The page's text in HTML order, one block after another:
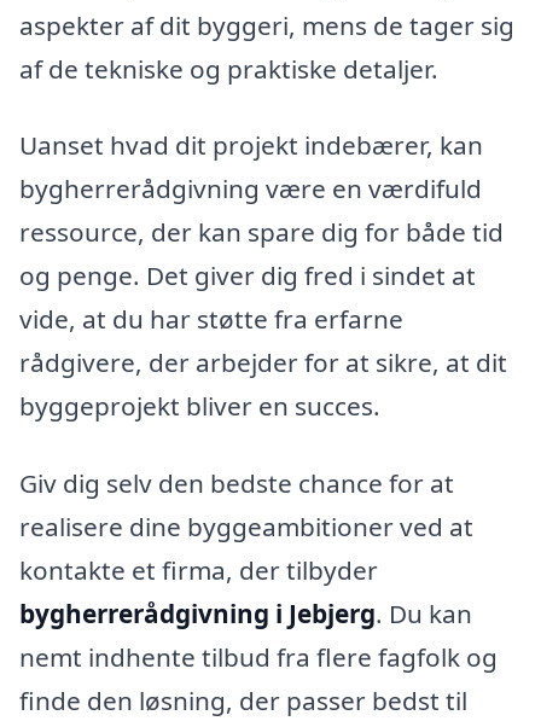
aspekter af dit byggeri, mens de tager sig
af de tekniske og praktiske detaljer.
Uanset hvad dit projekt indebærer, kan
bygherrerådgivning være en værdifuld
ressource, der kan spare dig for både tid
og penge. Det giver dig fred i sindet at
vide, at du har støtte fra erfarne
rådgivere, der arbejder for at sikre, at dit
byggeprojekt bliver en succes.
Giv dig selv den bedste chance for at
realisere dine byggeambitioner ved at
kontakte et firma, der tilbyder
bygherrerådgivning i Jebjerg. Du kan
nemt indhente tilbud fra flere fagfolk og
finde den løsning, der passer bedst til